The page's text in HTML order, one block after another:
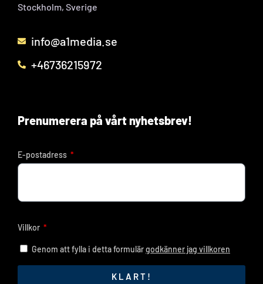
Stockholm, Sverige
info@a1media.se
+46736215972
Prenumerera på vårt nyhetsbrev!
E-postadress
Villkor
Genom att fylla i detta formulärgodkänner jag villkoren
KLART!